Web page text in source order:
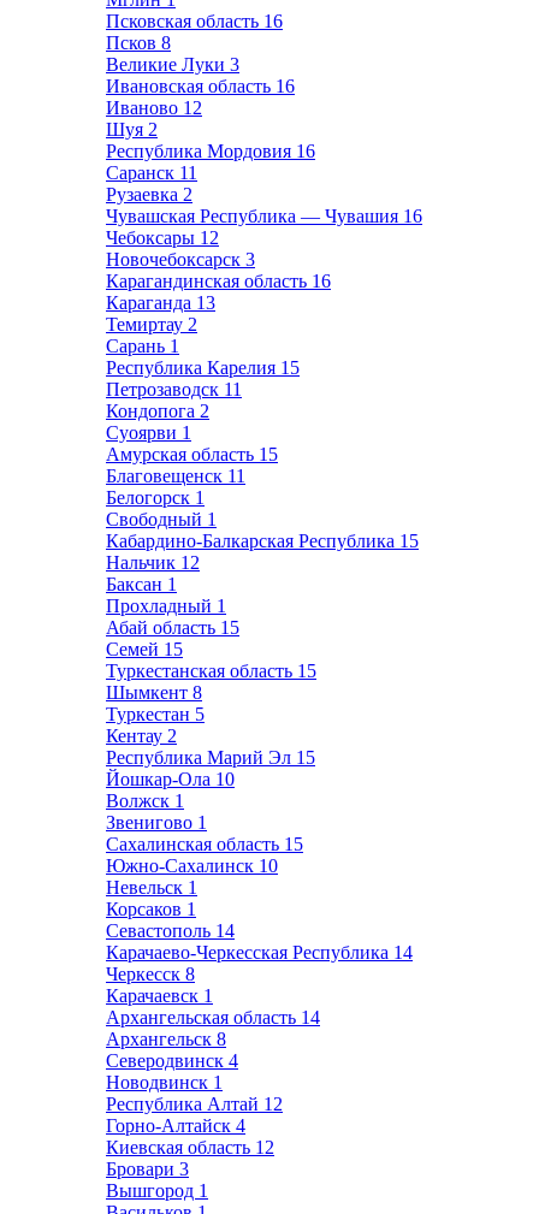
Псковская область 16
Псков 8
Великие Луки 3
Ивановская область 16
Иваново 12
Шуя 2
Республика Мордовия 16
Саранск 11
Рузаевка 2
Чувашская Республика — Чувашия 16
Чебоксары 12
Новочебоксарск 3
Карагандинская область 16
Караганда 13
Темиртау 2
Сарань 1
Республика Карелия 15
Петрозаводск 11
Кондопога 2
Суоярви 1
Амурская область 15
Благовещенск 11
Белогорск 1
Свободный 1
Кабардино-Балкарская Республика 15
Нальчик 12
Баксан 1
Прохладный 1
Абай область 15
Семей 15
Туркестанская область 15
Шымкент 8
Туркестан 5
Кентау 2
Республика Марий Эл 15
Йошкар-Ола 10
Волжск 1
Звенигово 1
Сахалинская область 15
Южно-Сахалинск 10
Невельск 1
Корсаков 1
Севастополь 14
Карачаево-Черкесская Республика 14
Черкесск 8
Карачаевск 1
Архангельская область 14
Архангельск 8
Северодвинск 4
Новодвинск 1
Республика Алтай 12
Горно-Алтайск 4
Киевская область 12
Бровари 3
Вышгород 1